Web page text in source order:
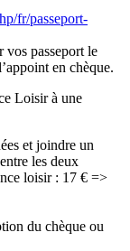
fr/passeport-
vos passeport le
en chèque.
Loisir à une
et joindre un
les deux
loisir : 17 € =>
du chèque ou